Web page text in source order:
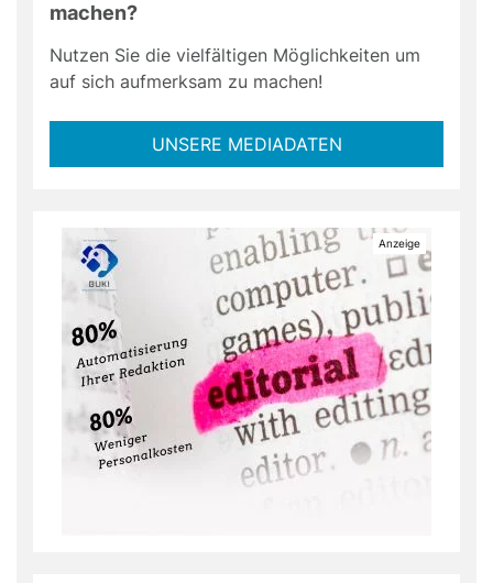
machen?
Nutzen Sie die vielfältigen Möglichkeiten um
auf sich aufmerksam zu machen!
UNSERE MEDIADATEN